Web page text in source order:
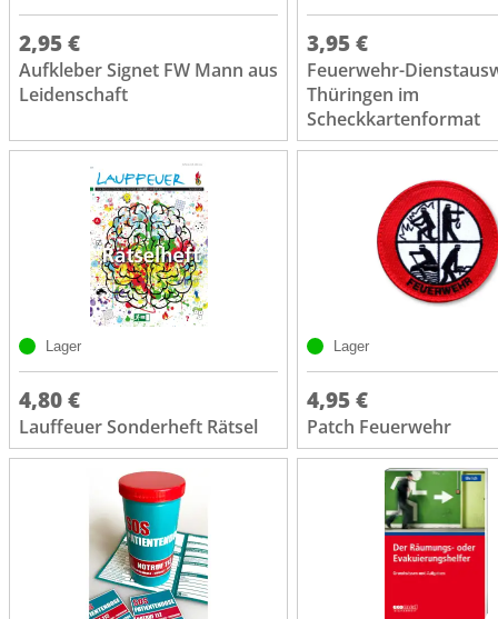
2,95 €
Aufkleber Signet FW Mann aus
Leidenschaft
3,95 €
Feuerwehr-
Thüringen im
Scheckkartenformat
Lager
4,80 €
Lauffeuer Sonderheft Rätsel
Lager
4,95 €
Patch Feuerwehr